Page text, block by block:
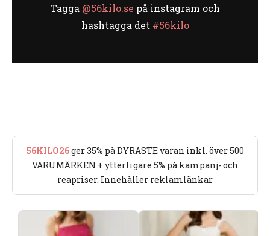
Tagga @56kilo.se på instagram och
hashtagga det #56kilo
56KILO26ger 35% på DYRASTE varan inkl. över 500
VARUMÄRKEN + ytterligare 5% på kampanj- och
reapriser. Innehåller reklamlänkar